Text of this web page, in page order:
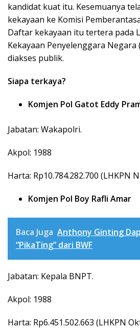
kandidat kuat itu. Kesemuanya
kekayaan ke Komisi
Daftar kekayaan itu tertera pada
Kekayaan Penyelenggara Negara
diakses publik.
Siapa terkaya?
Komjen Pol Gatot Eddy
Jabatan: Wakapolri.
Akpol: 1988
Harta: Rp10.784.282.700 (LHKPN
Komjen Pol Boy Rafli Amar
Baca Juga Anthony Ginting
“PikaTing” dari BWF
Jabatan: Kepala BNPT.
Akpol: 1988
Harta: Rp6.451.502.663 (LHKPN